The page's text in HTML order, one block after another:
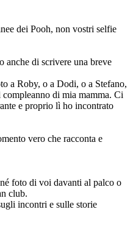
dei Pooh, non vostri selfie
anche di scrivere una breve
a Roby, o a Dodi, o a Stefano,
di mia mamma. Ci
e proprio lì ho incontrato
vero che racconta e
foto di voi davanti al palco o
club.
incontri e sulle storie